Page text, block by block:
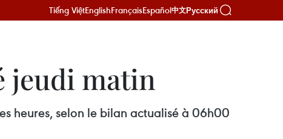
Tiếng ViệtEnglishFrançaisEspañol中文Русский
jeudi matin
heures, selon le bilan actualisé à 06h00